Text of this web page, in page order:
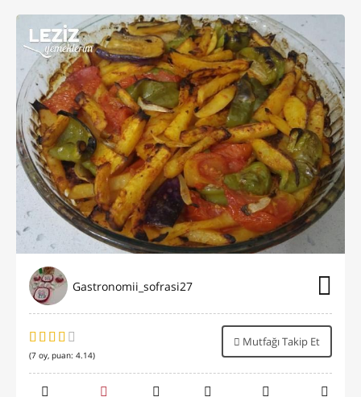
Gastronomii_sofrasi27
(7 oy, puan: 4.14)
Mutfağı Takip Et